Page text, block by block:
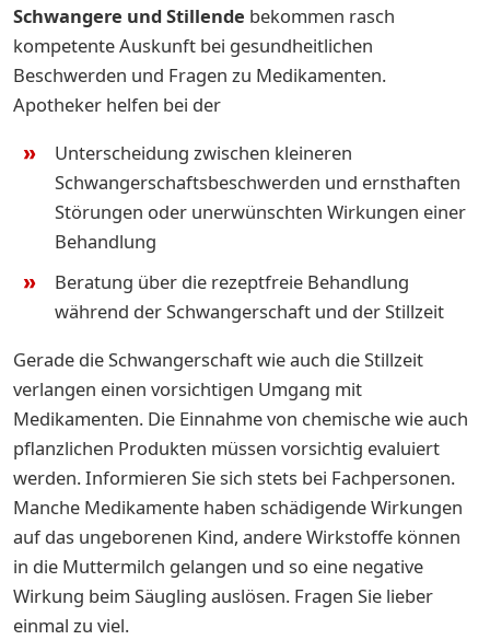
Schwangere und Stillende bekommen rasch
kompetente Auskunft bei gesundheitlichen
Beschwerden und Fragen zu Medikamenten.
Apotheker helfen bei der
Unterscheidung zwischen kleineren
Schwangerschaftsbeschwerden und ernsthaften
Störungen oder unerwünschten Wirkungen einer
Behandlung
Beratung über die rezeptfreie Behandlung
während der Schwangerschaft und der Stillzeit
Gerade die Schwangerschaft wie auch die Stillzeit
verlangen einen vorsichtigen Umgang mit
Medikamenten. Die Einnahme von chemische wie auch
pflanzlichen Produkten müssen vorsichtig evaluiert
werden. Informieren Sie sich stets bei Fachpersonen.
Manche Medikamente haben schädigende Wirkungen
auf das ungeborenen Kind, andere Wirkstoffe können
in die Muttermilch gelangen und so eine negative
Wirkung beim Säugling auslösen. Fragen Sie lieber
einmal zu viel.